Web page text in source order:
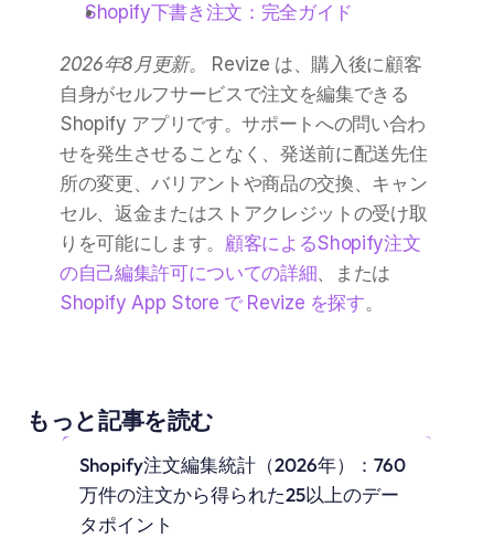
Shopify下書き注文：完全ガイド
2026年8月更新。
Revize は、購入後に顧客
自身がセルフサービスで注文を編集できる
Shopify アプリです。サポートへの問い合わ
せを発生させることなく、発送前に配送先住
所の変更、バリアントや商品の交換、キャン
セル、返金またはストアクレジットの受け取
りを可能にします。 顧客によるShopify注文
の自己編集許可についての詳細
Shopify App Store で Revize を探す。
もっと記事を読む
Shopify注文編集統計（2026年）：760
万件の注文から得られた25以上のデー
タポイント